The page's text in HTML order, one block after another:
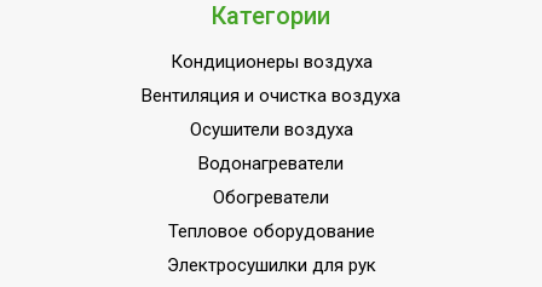
Категории
Кондиционеры воздуха
Вентиляция и очистка воздуха
Осушители воздуха
Водонагреватели
Обогреватели
Тепловое оборудование
Электросушилки для рук